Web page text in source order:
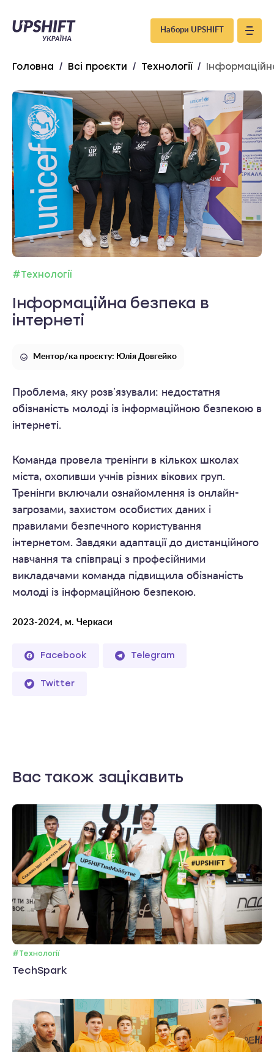
Upshift
–
Україна
Набори UPSHIFT
Головна / Всі проєкти / Технології /
#Технології
Інформаційна безпека в
інтернеті
Ментор/ка проєкту: Юлія Довгейко
Проблема, яку розвʼязували: недостатня
обізнаність молоді із інформаційною безпекою в
інтернеті.
Команда провела тренінги в кількох школах
міста, охопивши учнів різних вікових груп.
Тренінги включали ознайомлення із онлайн-
загрозами, захистом особистих даних і
правилами безпечного користування
інтернетом. Завдяки адаптації до дистанційного
навчання та співпраці з професійними
викладачами команда підвищила обізнаність
молоді із інформаційною безпекою.
2023-2024, м. Черкаси
Facebook Telegram
Twitter
Вас також зацікавить
#Технології
TechSpark